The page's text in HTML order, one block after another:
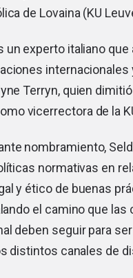
de Lovaina (KU
un experto italiano que
internacionales
Terryn, quien
vicerrectora de la
nombramiento,
normativas en
y ético de buenas
el camino que las
deben seguir para
distintos canales de